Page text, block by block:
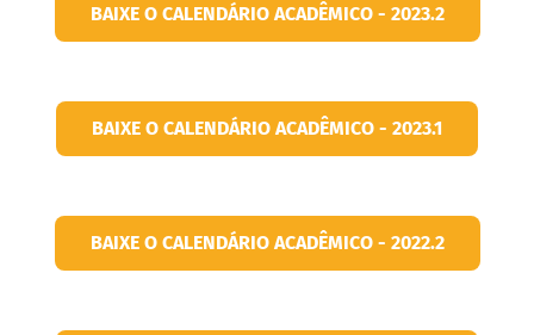
BAIXE O CALENDÁRIO ACADÊMICO - 2023.2
BAIXE O CALENDÁRIO ACADÊMICO - 2023.1
BAIXE O CALENDÁRIO ACADÊMICO - 2022.2